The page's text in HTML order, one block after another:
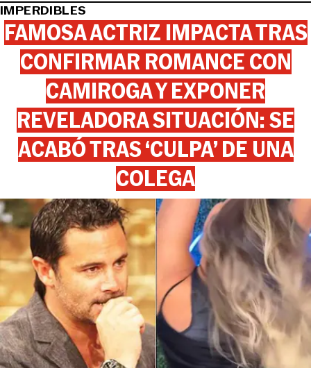
IMPERDIBLES
FAMOSA ACTRIZ IMPACTA TRAS
CONFIRMAR ROMANCE CON
CAMIROGA Y EXPONER
REVELADORA SITUACIÓN: SE
ACABÓ TRAS ‘CULPA’ DE UNA
COLEGA